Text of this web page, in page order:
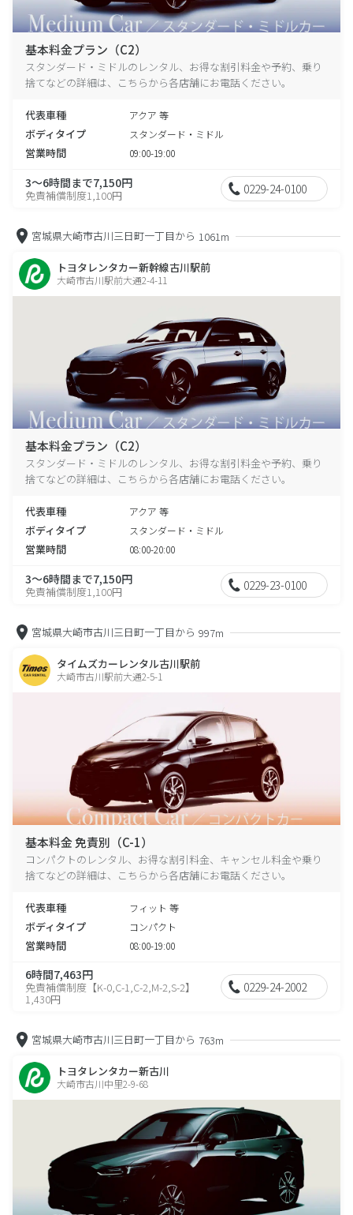
基本料金プラン（C2）
スタンダード・ミドルのレンタル、お得な割引料金や予約、乗り
捨てなどの詳細は、こちらから各店舗にお電話ください。
代表車種 アクア 等
ボディタイプ スタンダード・ミドル
営業時間 09:00-19:00
3～6時間まで7,150円
免責補償制度1,100円 0229-24-0100
宮城県大崎市古川三日町一丁目から 1061m
トヨタレンタカー新幹線古川駅前
大崎市古川駅前大通2-4-11
基本料金プラン（C2）
スタンダード・ミドルのレンタル、お得な割引料金や予約、乗り
捨てなどの詳細は、こちらから各店舗にお電話ください。
代表車種 アクア 等
ボディタイプ スタンダード・ミドル
営業時間 08:00-20:00
3～6時間まで7,150円
免責補償制度1,100円 0229-23-0100
宮城県大崎市古川三日町一丁目から 997m
タイムズカーレンタル古川駅前
大崎市古川駅前大通2-5-1
基本料金 免責別（C-1）
コンパクトのレンタル、お得な割引料金、キャンセル料金や乗り
捨てなどの詳細は、こちらから各店舗にお電話ください。
代表車種 フィット 等
ボディタイプ コンパクト
営業時間 08:00-19:00
6時間7,463円
免責補償制度【K-0,C-1,C-2,M-2,S-2】
1,430円
0229-24-2002
宮城県大崎市古川三日町一丁目から 763m
トヨタレンタカー新古川
大崎市古川中里2-9-68